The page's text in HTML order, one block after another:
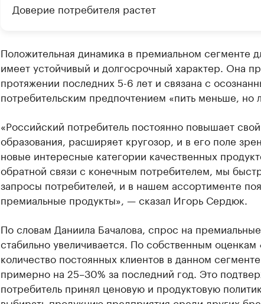
Доверие потребителя растет
Положительная динамика в премиальном сегменте
имеет устойчивый и долгосрочный характер. Она
протяжении последних 5-6 лет и связана с
потребительским предпочтением «пить меньше, но
«Российский потребитель постоянно повышает
образования, расширяет кругозор, и в его поле
новые интересные категории качественных
обратной связи с конечным потребителем, мы
запросы потребителей, и в нашем ассортименте
премиальные продукты», — сказал Игорь Сердюк.
По словам Даниила Бачалова, спрос на
стабильно увеличивается. По собственным оценкам
количество постоянных клиентов в данном
примерно на 25–30% за последний год. Это
потребитель принял ценовую и продуктовую